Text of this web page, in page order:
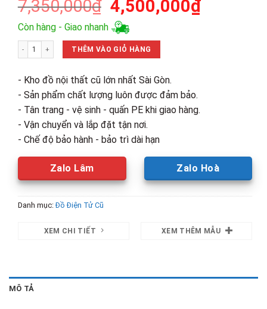
7,350,000₫ Giá
gốc
là:
7,350,000₫.
4,500,000₫Giá
Còn hàng - Giao nhanh
Tủ Đông Kangaroo KG498KX2 Cũ 2 Cánh số lượng
THÊM VÀO GIỎ HÀNG
- Kho đồ nội thất cũ lớn nhất Sài Gòn.
- Sản phẩm chất lượng luôn được đảm bảo.
- Tân trang - vệ sinh - quấn PE khi giao hàng.
- Vận chuyển và lắp đặt tận nơi.
- Chế độ bảo hành - bảo trì dài hạn
Zalo Lâm Zalo Hoà
Danh mục:Đồ Điện Tử Cũ
XEM CHI TIẾT XEM THÊM MẪU
MÔ TẢ